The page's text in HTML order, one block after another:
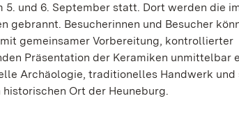
5. und 6. September statt. Dort werden die
gebrannt. Besucherinnen und Besucher
gemeinsamer Vorbereitung, kontrollierter
Präsentation der Keramiken unmittelbar
Archäologie, traditionelles Handwerk und
Ort der Heuneburg.